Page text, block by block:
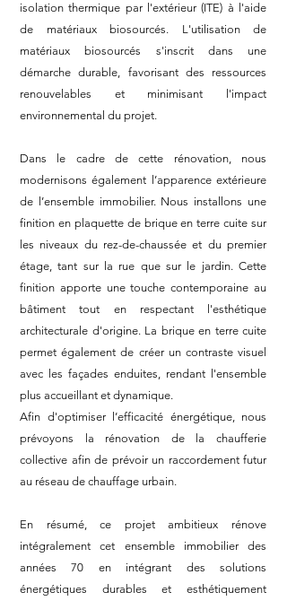
isolation thermique par l'extérieur (ITE) à l'aide
de matériaux biosourcés. L'utilisation de
matériaux biosourcés s'inscrit dans une
démarche durable, favorisant des ressources
renouvelables et minimisant l'impact
environnemental du projet.
Dans le cadre de cette rénovation, nous
modernisons également l’apparence extérieure
de l’ensemble immobilier. Nous installons une
finition en plaquette de brique en terre cuite sur
les niveaux du rez-de-chaussée et du premier
étage, tant sur la rue que sur le jardin. Cette
finition apporte une touche contemporaine au
bâtiment tout en respectant l'esthétique
architecturale d'origine. La brique en terre cuite
permet également de créer un contraste visuel
avec les façades enduites, rendant l'ensemble
plus accueillant et dynamique.
Afin d'optimiser l’efficacité énergétique, nous
prévoyons la rénovation de la chaufferie
collective afin de prévoir un raccordement futur
au réseau de chauffage urbain.
En résumé, ce projet ambitieux rénove
intégralement cet ensemble immobilier des
années 70 en intégrant des solutions
énergétiques durables et esthétiquement